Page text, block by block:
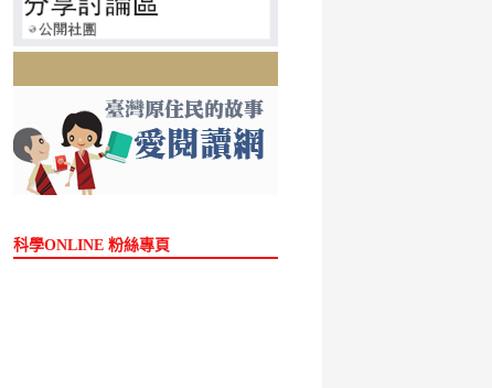
科學ONLINE 粉絲專頁